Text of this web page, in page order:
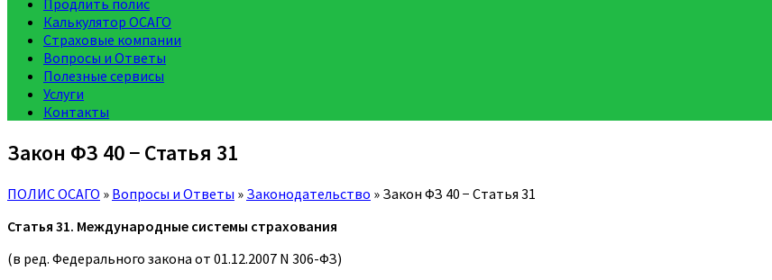
Продлить полис
Калькулятор ОСАГО
Страховые компании
Вопросы и Ответы
Полезные сервисы
Услуги
Контакты
Закон ФЗ 40 − Статья 31
ПОЛИС ОСАГО » Вопросы и Ответы » Законодательство » Закон ФЗ 40 − Статья 31
Статья 31. Международные системы страхования
(в ред. Федерального закона от 01.12.2007 N 306-ФЗ)